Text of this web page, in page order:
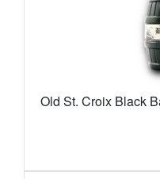
Old St. Croix Black